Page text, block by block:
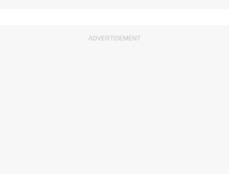
ADVERTISEMENT